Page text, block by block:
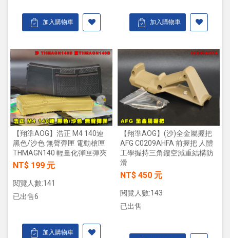
加入購物車 加入購物車
【翔準AOG】浩正 M4 140連
黑色/沙色 無聲彈匣 電動槍匣
THMAGN140 輕量化彈匣彈夾
NT$ 199 元
閱覽人數:141
已出售6
加入購物車
【翔準AOG】(沙)全金屬握把
AFG C0209AHFA 前握把 人體
工學握持三角鏤空減重結構防
滑
NT$ 450 元
閱覽人數:143
已出售